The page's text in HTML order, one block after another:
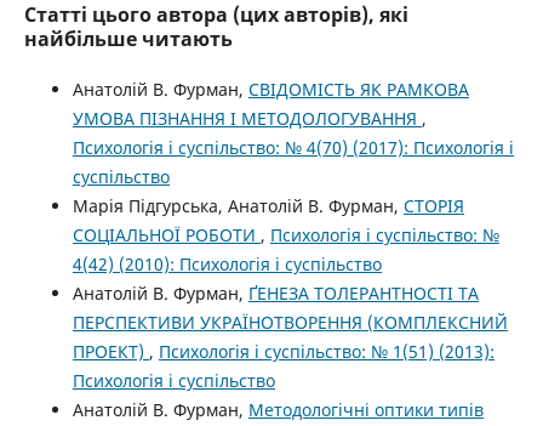
Статті цього автора (цих авторів), які
найбільше читають
Анатолій В. Фурман, СВІДОМІСТЬ ЯК РАМКОВА
УМОВА ПІЗНАННЯ І МЕТОДОЛОГУВАННЯ ,
Психологія і суспільство: № 4(70) (2017): Психологія і
суспільство
Марія Підгурська, Анатолій В. Фурман, СТОРІЯ
СОЦІАЛЬНОЇ РОБОТИ , Психологія і суспільство: №
4(42) (2010): Психологія і суспільство
Анатолій В. Фурман, ҐЕНЕЗА ТОЛЕРАНТНОСТІ ТА
ПЕРСПЕКТИВИ УКРАЇНОТВОРЕННЯ (КОМПЛЕКСНИЙ
ПРОЕКТ) , Психологія і суспільство: № 1(51) (2013):
Психологія і суспільство
Анатолій В. Фурман, Методологічні оптики типів